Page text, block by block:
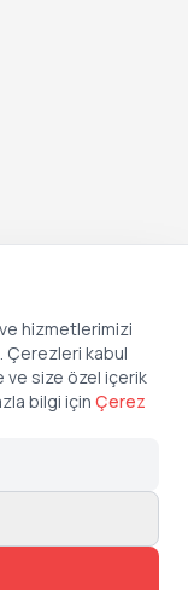
hizmetlerimizi
Çerezleri kabul
ve size özel içerik
bilgi için Çerez